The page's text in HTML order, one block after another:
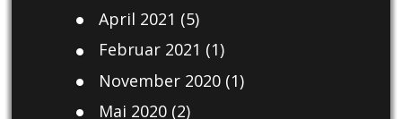
April 2021 (5)
Februar 2021 (1)
November 2020(1)
Mai 2020(2)